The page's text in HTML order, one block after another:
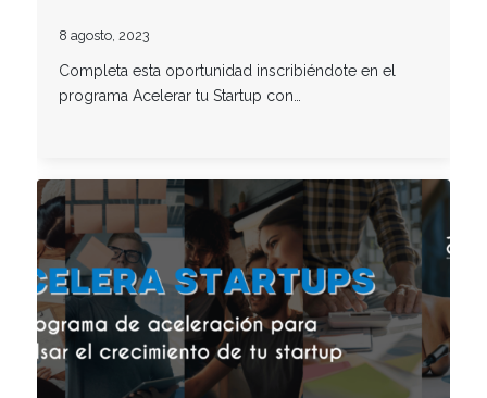
8 agosto, 2023
Completa esta oportunidad inscribiéndote en el
programa Acelerar tu Startup con…